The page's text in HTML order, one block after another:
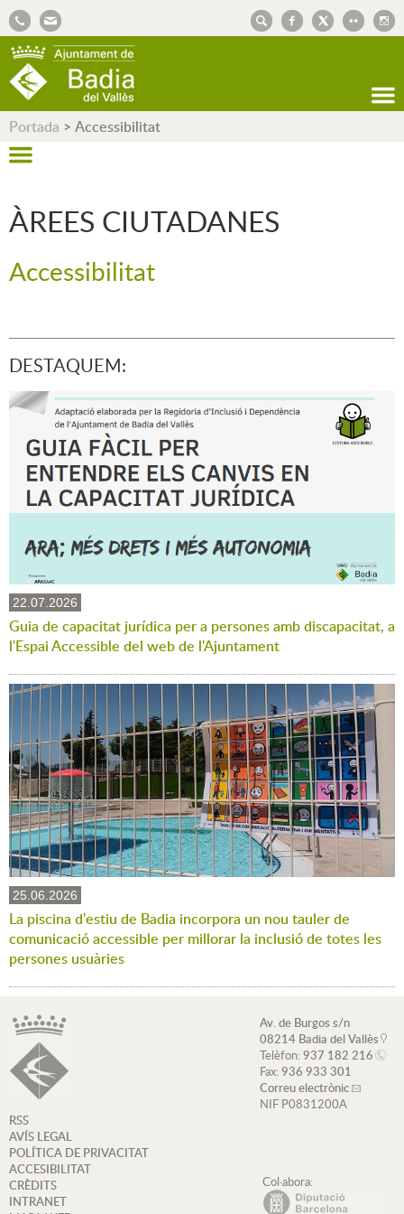
Portada > Accessibilitat
ÀREES CIUTADANES
Accessibilitat
DESTAQUEM:
22.07.2026
Guia de capacitat jurídica per a persones amb discapacitat, a
l'Espai Accessible del web de l'Ajuntament
25.06.2026
La piscina d'estiu de Badia incorpora un nou tauler de
comunicació accessible per millorar la inclusió de totes les
persones usuàries
Av. de Burgos s/n
08214 Badia del Vallès
Telèfon:937 182 216
Fax:936 933 301
Correu electrònic
NIF P0831200A
RSS
AVÍS LEGAL
POLÍTICA DE PRIVACITAT
ACCESIBILITAT
CRÈDITS
INTRANET
Col·abora: